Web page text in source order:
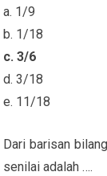
a. 1/9
b. 1/18
c. 3/6
d. 3/18
e. 11/18
Dari barisan
senilai adalah ….